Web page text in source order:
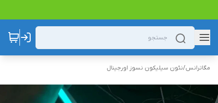
مگاترانس/نئون سیلیکون نسوز اورجینال